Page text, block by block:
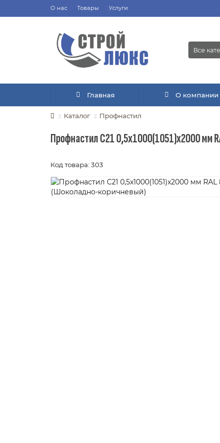
О нас Товары Услуги
Все
Главная О компании
Каталог Профнастил
Профнастил С21 0,5х1000(1051)х2000 мм
Код товара: 303